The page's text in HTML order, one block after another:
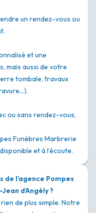
un rendez-vous ou
et une
mais aussi de votre
tombale, travaux
ou sans rendez-vous,
Funèbres Marbrerie
et à l’écoute.
de l'agence Pompes
d'Angély ?
de plus simple. Notre